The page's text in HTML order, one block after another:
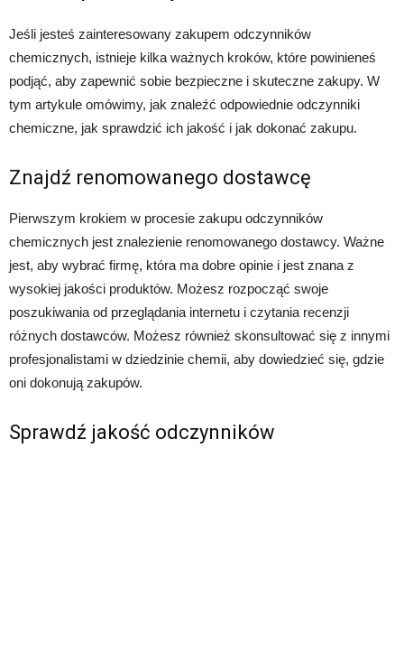
Jeśli jesteś zainteresowany zakupem odczynników
chemicznych, istnieje kilka ważnych kroków, które powinieneś
podjąć, aby zapewnić sobie bezpieczne i skuteczne zakupy. W
tym artykule omówimy, jak znaleźć odpowiednie odczynniki
chemiczne, jak sprawdzić ich jakość i jak dokonać zakupu.
Znajdź renomowanego dostawcę
Pierwszym krokiem w procesie zakupu odczynników
chemicznych jest znalezienie renomowanego dostawcy. Ważne
jest, aby wybrać firmę, która ma dobre opinie i jest znana z
wysokiej jakości produktów. Możesz rozpocząć swoje
poszukiwania od przeglądania internetu i czytania recenzji
różnych dostawców. Możesz również skonsultować się z innymi
profesjonalistami w dziedzinie chemii, aby dowiedzieć się, gdzie
oni dokonują zakupów.
Sprawdź jakość odczynników